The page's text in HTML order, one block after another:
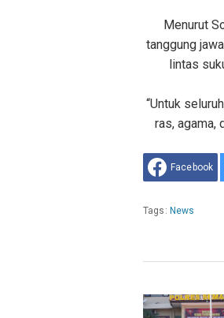
Menurut
tanggung
lintas
“Untuk
ras, agama,
Facebook
Tags: News